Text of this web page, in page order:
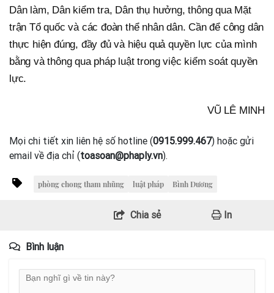
Dân làm, Dân kiểm tra, Dân thụ hưởng, thông qua Mặt
trận Tổ quốc và các đoàn thể nhân dân. Cần để công dân
thực hiện đúng, đầy đủ và hiệu quả quyền lực của mình
bằng và thông qua pháp luật trong việc kiểm soát quyền
lực.
VŨ LÊ MINH
Mọi chi tiết xin liên hệ số hotline (0915.999.467) hoặc gửi
email về địa chỉ (toasoan@phaply.vn).
phòng chong tham nhũng luật pháp Bình Dương
Chia sẻ In
Bình luận